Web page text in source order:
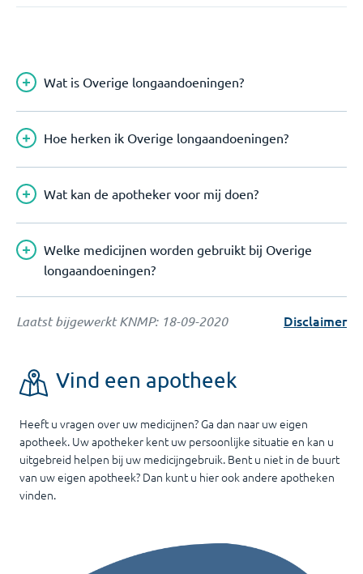
Wat is Overige longaandoeningen?
Hoe herken ik Overige longaandoeningen?
Wat kan de apotheker voor mij doen?
Welke medicijnen worden gebruikt bij Overige
longaandoeningen?
Laatst bijgewerkt KNMP: 18-09-2020 Disclaimer
Vind een apotheek
Heeft u vragen over uw medicijnen? Ga dan naar uw eigen
apotheek. Uw apotheker kent uw persoonlijke situatie en kan u
uitgebreid helpen bij uw medicijngebruik. Bent u niet in de buurt
van uw eigen apotheek? Dan kunt u hier ook andere apotheken
vinden.